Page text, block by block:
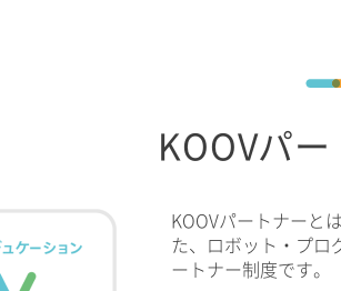
KOOVパ
KOOVパートナーと
た、ロボット・プロ
ートナー制度です。